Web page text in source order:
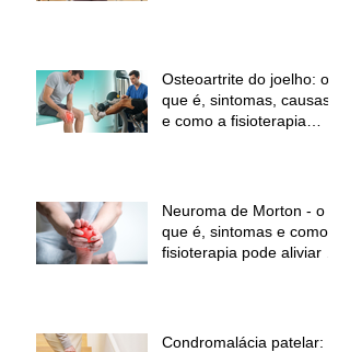
Osteoartrite do joelho: o
que é, sintomas, causas
e como a fisioterapia
Neuroma de Morton - o
que é, sintomas e como a
fisioterapia pode aliviar a
Condromalácia patelar: